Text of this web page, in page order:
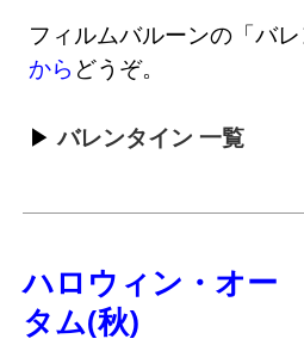
フィルムバルーンの「バ
から どうぞ。
バレンタイン 一覧
ハロウィン・オー
タム(秋)